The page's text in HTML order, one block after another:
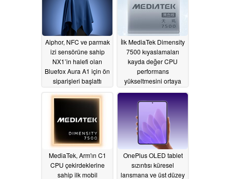
Aiphor, NFC ve parmak
izi sensörüne sahip
NX1’in halefi olan
Bluefox Aura A1 için ön
siparişleri başlattı
İlk MediaTek Dimensity
7500 kıyaslamaları
kayda değer CPU
performans
yükseltmesini ortaya
05/31/2026
MediaTek, Arm'ın C1
CPU çekirdeklerine
sahip ilk mobil
OnePlus OLED tablet
sızıntısı küresel
lansmana ve üst düzey